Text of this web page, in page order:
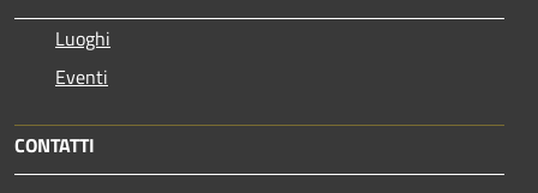
Luoghi
Eventi
CONTATTI